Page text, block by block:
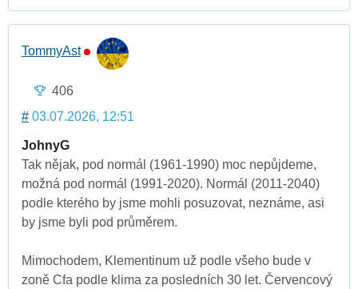
TommyAst
406
# 03.07.2026, 12:51
JohnyG
Tak nějak, pod normál (1961-1990) moc nepůjdeme,
možná pod normál (1991-2020). Normál (2011-2040)
podle kterého by jsme mohli posuzovat, neznáme, asi
by jsme byli pod průměrem.
Mimochodem, Klementinum už podle všeho bude v
zoně Cfa podle klima za posledních 30 let. Červencový